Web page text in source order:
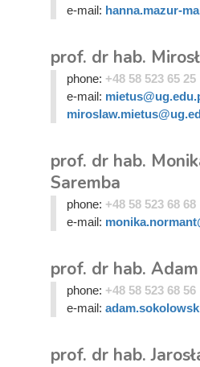
e-mail: hanna.mazur-
prof. dr hab.
phone: +48 58 523 65 25
e-mail:
prof. dr hab.
Saremba
phone: +48 58 523 68 68
e-mail:
prof. dr hab.
phone: +48 58 523 68 56
e-mail:
prof. dr hab.